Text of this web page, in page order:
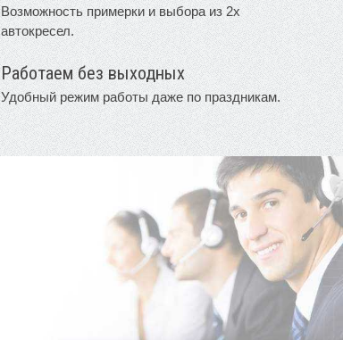
Возможность примерки и выбора из 2х
автокресел.
Работаем без выходных
Удобный режим работы даже по праздникам.